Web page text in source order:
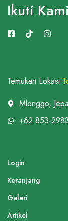
Temukan Lokasi
Mlonggo,
+62 853-
Login
Keranjang
Galeri
Artikel
Ikuti